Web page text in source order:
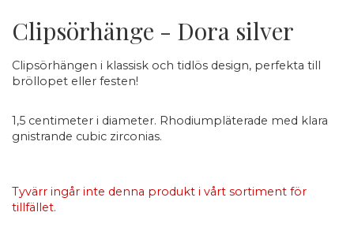
Clipsörhänge - Dora silver
Clipsörhängen i klassisk och tidlös design, perfekta till
bröllopet eller festen!
1,5 centimeter i diameter. Rhodiumpläterade med klara
gnistrande cubic zirconias.
Tyvärr ingår inte denna produkt i vårt sortiment för
tillfället.